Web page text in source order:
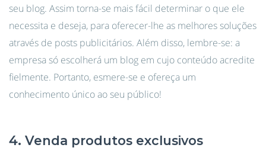
seu blog. Assim torna-se mais fácil determinar o que ele
necessita e deseja, para oferecer-lhe as melhores soluções
através de posts publicitários. Além disso, lembre-se: a
empresa só escolherá um blog em cujo conteúdo acredite
fielmente. Portanto, esmere-se e ofereça um
conhecimento único ao seu público!
4. Venda produtos exclusivos